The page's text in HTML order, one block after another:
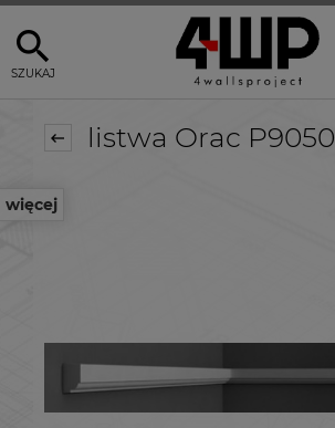
SZUKAJ
więcej
listwa Orac P9050